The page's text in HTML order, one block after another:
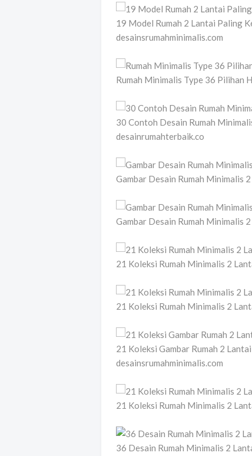
19 Model Rumah 2 Lantai Paling
desainsrumahminimalis.com
Rumah Minimalis Type 36 Pilihan
30 Contoh Desain Rumah
desainrumahterbaik.co
Gambar Desain Rumah Minimalis
Gambar Desain Rumah Minimalis
21 Koleksi Rumah Minimalis 2
21 Koleksi Rumah Minimalis 2
21 Koleksi Gambar Rumah 2
desainsrumahminimalis.com
21 Koleksi Rumah Minimalis 2
36 Desain Rumah Minimalis 2